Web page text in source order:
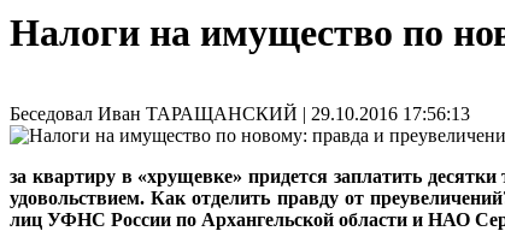
Налоги на имущество по
Беседовал Иван ТАРАЩАНСКИЙ | 29.10.2016 17:56:13
за квартиру в «хрущевке» придется заплатить
удовольствием. Как отделить правду от
лиц УФНС России по Архангельской области и НАО